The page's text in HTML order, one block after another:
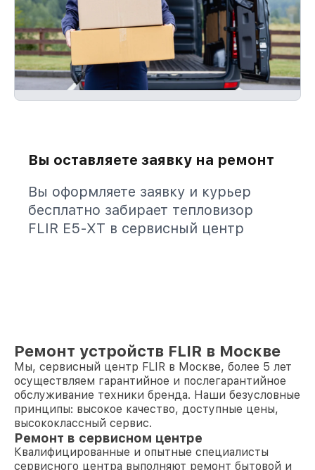
Вы оставляете заявку на ремонт
Вы оформляете заявку и курьер
бесплатно забирает тепловизор
FLIR E5-XT в сервисный центр
Ремонт устройств FLIR в Москве
Мы, сервисный центр FLIR в Москве, более 5 лет
осуществляем гарантийное и послегарантийное
обслуживание техники бренда. Наши безусловные
принципы: высокое качество, доступные цены,
высококлассный сервис.
Ремонт в сервисном центре
Квалифицированные и опытные специалисты
сервисного центра выполняют ремонт бытовой и